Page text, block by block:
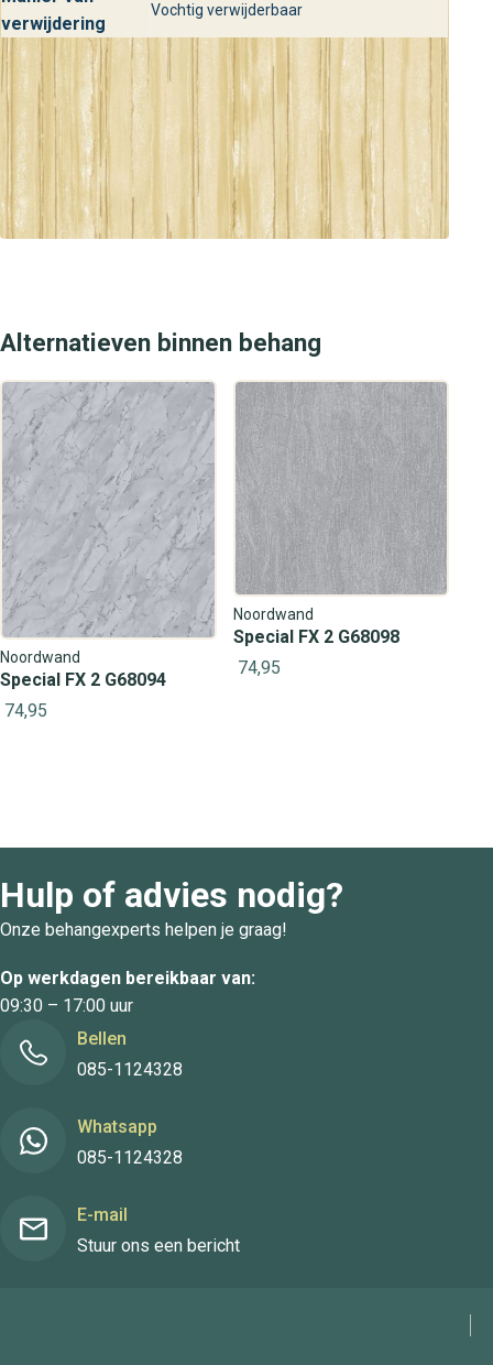
te adviseren over de beste keuze voor jouw interieur. Kom
langs en ervaar zelf de kwaliteit en het luxe design van dit
stijlvolle behang.
verwijdering
Vochtig verwijderbaar
Alternatieven binnen behang
Noordwand
Special FX 2 G68094
74,95
Noordwand
Special FX 2 G68098
74,95
Hulp of advies nodig?
Onze behangexperts helpen je graag!
Op werkdagen bereikbaar van:
09:30 – 17:00 uur
Bellen
085-1124328
Whatsapp
085-1124328
E-mail
Stuur ons een bericht